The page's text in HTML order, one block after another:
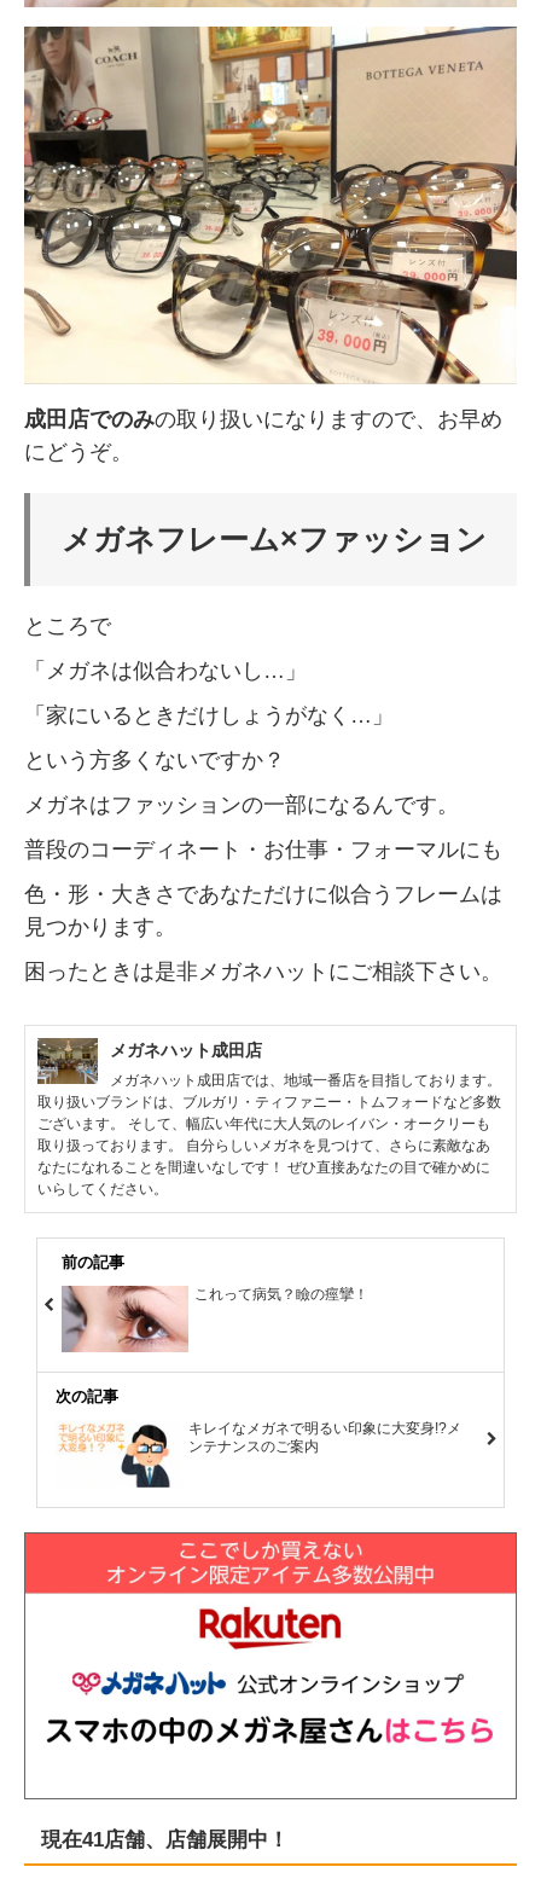
成田店でのみの取り扱いになりますので、お早め
にどうぞ。
メガネフレーム×ファッション
ところで
「メガネは似合わないし…」
「家にいるときだけしょうがなく…」
という方多くないですか？
メガネはファッションの一部になるんです。
普段のコーディネート・お仕事・フォーマルにも
色・形・大きさであなただけに似合うフレームは
見つかります。
困ったときは是非メガネハットにご相談下さい。
メガネハット成田店
メガネハット成田店では、地域一番店を目指しております。
取り扱いブランドは、ブルガリ・ティファニー・トムフォードなど多数
ございます。 そして、幅広い年代に大人気のレイバン・オークリーも
取り扱っております。 自分らしいメガネを見つけて、さらに素敵なあ
なたになれることを間違いなしです！ ぜひ直接あなたの目で確かめに
いらしてください。
前の記事
これって病気？瞼の痙攣！
次の記事
キレイなメガネで明るい印象に大変身!?メ
ンテナンスのご案内
現在41店舗、店舗展開中！